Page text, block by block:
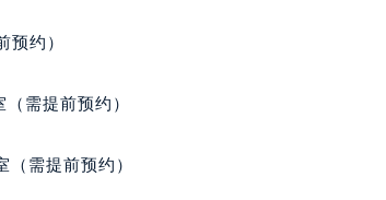
修授权店1楼萧邦售后服务中心（需提前预约）
座6层602室萧邦售后服务中心（需提前预约）
邦售后服务中心（需提前预约）
预约）
需提前预约）
需提前预约）